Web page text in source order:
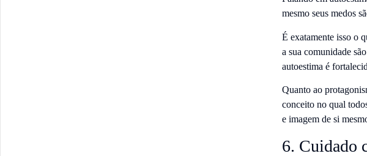
mesmo seus medos
É exatamente isso o
a sua comunidade
autoestima é
Quanto ao
conceito no qual
e imagem de si
6. Cuidado